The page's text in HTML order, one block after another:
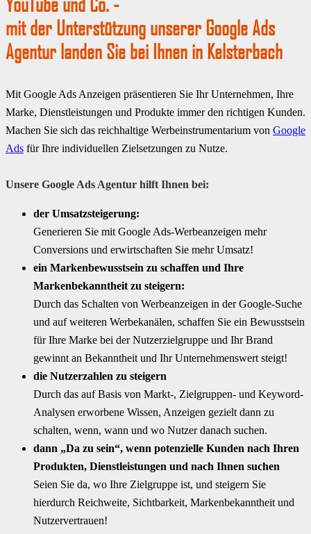
mit der Unterstützung unserer Google Ads
Agentur landen Sie bei Ihnen in Kelsterbach
Mit Google Ads Anzeigen präsentieren Sie Ihr Unternehmen, Ihre
Marke, Dienstleistungen und Produkte immer den richtigen Kunden.
Machen Sie sich das reichhaltige Werbeinstrumentarium von Google
Ads für Ihre individuellen Zielsetzungen zu Nutze.
Unsere Google Ads Agentur hilft Ihnen bei:
der Umsatzsteigerung:
Generieren Sie mit Google Ads-Werbeanzeigen mehr
Conversions und erwirtschaften Sie mehr Umsatz!
ein Markenbewusstsein zu schaffen und Ihre
Markenbekanntheit zu steigern:
Durch das Schalten von Werbeanzeigen in der Google-Suche
und auf weiteren Werbekanälen, schaffen Sie ein Bewusstsein
für Ihre Marke bei der Nutzerzielgruppe und Ihr Brand
gewinnt an Bekanntheit und Ihr Unternehmenswert steigt!
die Nutzerzahlen zu steigern
Durch das auf Basis von Markt-, Zielgruppen- und Keyword-
Analysen erworbene Wissen, Anzeigen gezielt dann zu
schalten, wenn, wann und wo Nutzer danach suchen.
dann „Da zu sein“, wenn potenzielle Kunden nach Ihren
Produkten, Dienstleistungen und nach Ihnen suchen
Seien Sie da, wo Ihre Zielgruppe ist, und steigern Sie
hierdurch Reichweite, Sichtbarkeit, Markenbekanntheit und
Nutzervertrauen!